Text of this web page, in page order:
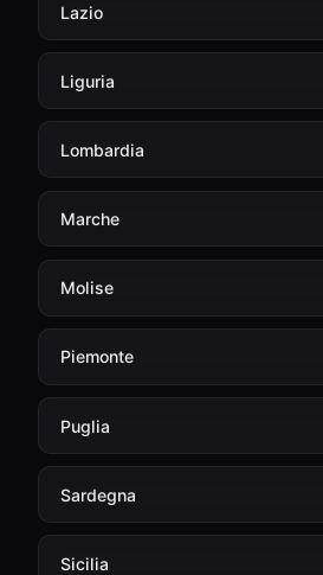
Lazio
Liguria
Lombardia
Marche
Molise
Piemonte
Puglia
Sardegna
Sicilia